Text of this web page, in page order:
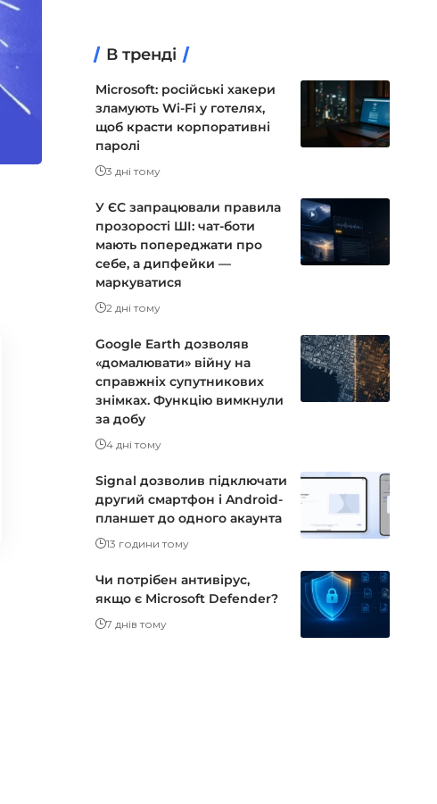
В тренді
Microsoft: російські хакери
зламують Wi-Fi у готелях,
щоб красти корпоративні
паролі
3 дні тому
У ЄС запрацювали правила
прозорості ШІ: чат-боти
мають попереджати про
себе, а дипфейки —
маркуватися
2 дні тому
Google Earth дозволяв
«домалювати» війну на
справжніх супутникових
знімках. Функцію вимкнули
за добу
4 дні тому
Signal дозволив підключати
другий смартфон і Android-
планшет до одного акаунта
13 години тому
Чи потрібен антивірус,
якщо є Microsoft Defender?
7 днів тому